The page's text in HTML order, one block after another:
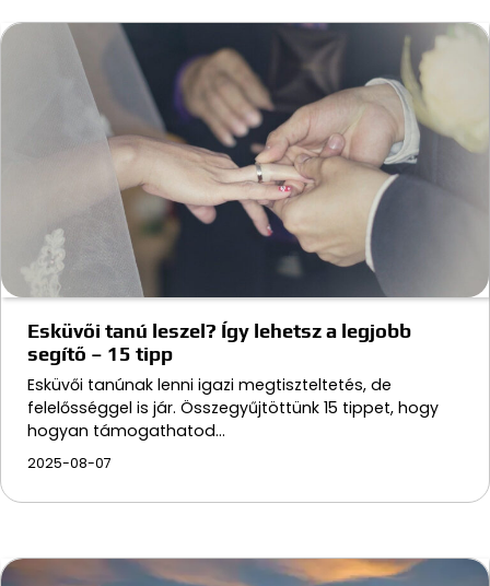
Esküvői tanú leszel? Így lehetsz a legjobb
segítő – 15 tipp
Esküvői tanúnak lenni igazi megtiszteltetés, de
felelősséggel is jár. Összegyűjtöttünk 15 tippet, hogy
hogyan támogathatod…
2025-08-07